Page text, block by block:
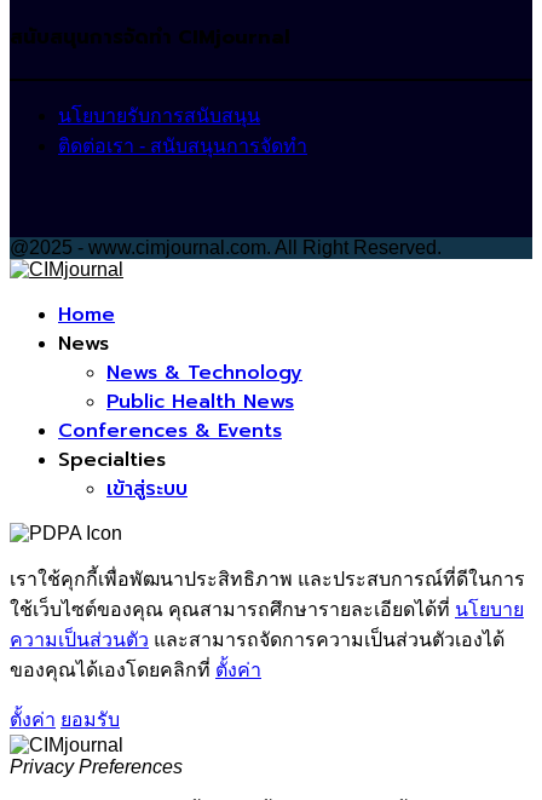
สนับสนุนการจัดทำ CIMjournal
นโยบายรับการสนับสนุน
ติดต่อเรา - สนับสนุนการจัดทำ
@2025 - www.cimjournal.com. All Right Reserved.
Home
News
News & Technology
Public Health News
Conferences & Events
Specialties
เข้าสู่ระบบ
เราใช้คุกกี้เพื่อพัฒนาประสิทธิภาพ และประสบการณ์ที่ดีในการ
ใช้เว็บไซต์ของคุณ คุณสามารถศึกษารายละเอียดได้ที่ นโยบาย
ความเป็นส่วนตัว และสามารถจัดการความเป็นส่วนตัวเองได้
ของคุณได้เองโดยคลิกที่ ตั้งค่า
ตั้งค่า ยอมรับ
Privacy Preferences